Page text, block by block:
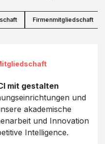
Firmenmitgliedschaft
mit gestalten
und
akademische
und Innovation
Intelligence.